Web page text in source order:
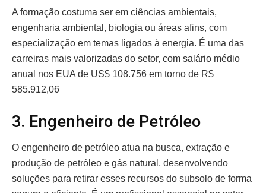
A formação costuma ser em ciências ambientais,
engenharia ambiental, biologia ou áreas afins, com
especialização em temas ligados à energia. É uma das
carreiras mais valorizadas do setor, com salário médio
anual nos EUA de US$ 108.756 em torno de R$
585.912,06
3. Engenheiro de Petróleo
O engenheiro de petróleo atua na busca, extração e
produção de petróleo e gás natural, desenvolvendo
soluções para retirar esses recursos do subsolo de forma